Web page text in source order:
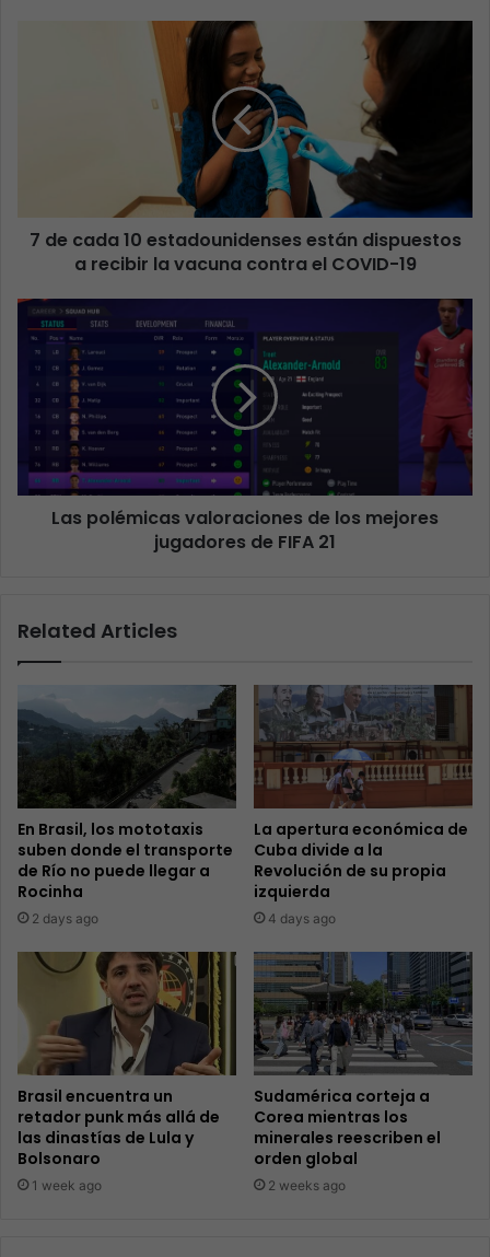
7 de cada 10 estadounidenses están dispuestos
a recibir la vacuna contra el COVID-19
Las polémicas valoraciones de los mejores
jugadores de FIFA 21
Related Articles
En Brasil, los mototaxis
suben donde el transporte
de Río no puede llegar a
Rocinha
2 days ago
La apertura económica de
Cuba divide a la
Revolución de su propia
izquierda
4 days ago
Brasil encuentra un
retador punk más allá de
las dinastías de Lula y
Bolsonaro
1 week ago
Sudamérica corteja a
Corea mientras los
minerales reescriben el
orden global
2 weeks ago